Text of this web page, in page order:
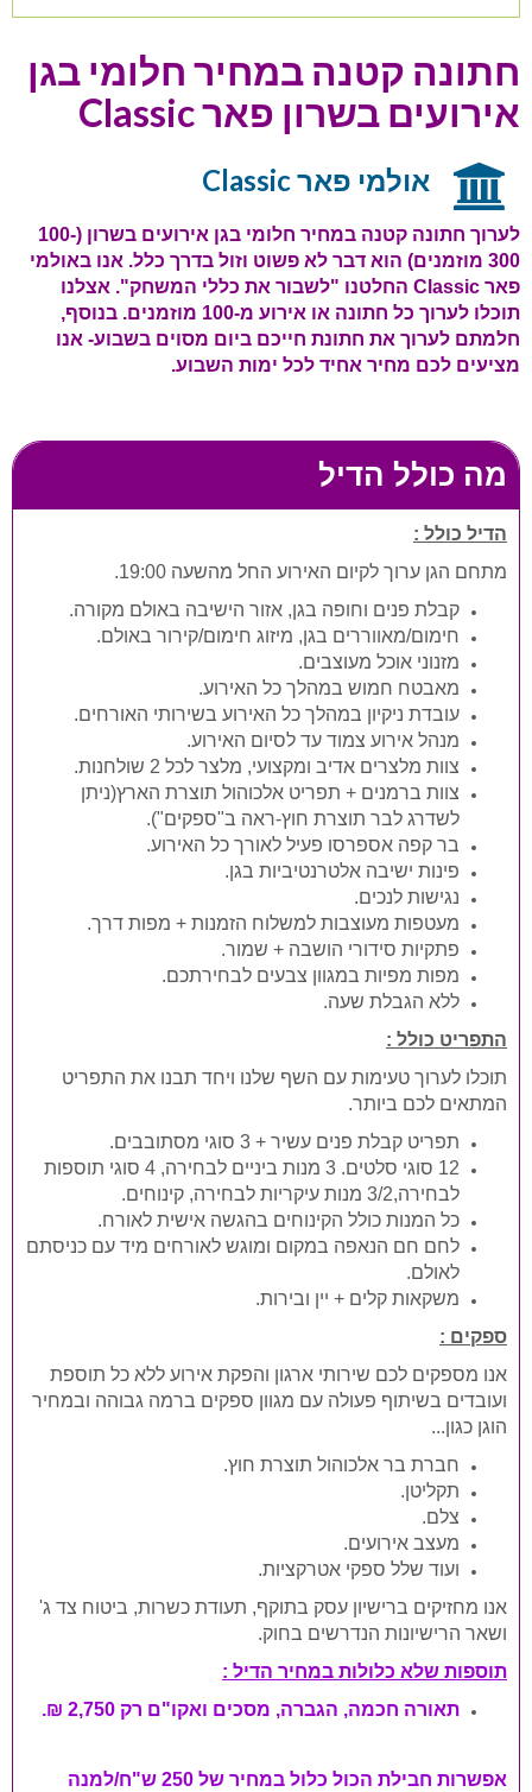
חתונה קטנה במחיר חלומי בגן
אירועים בשרון פאר Classic
אולמי פאר Classic
לערוך חתונה קטנה במחיר חלומי בגן אירועים בשרון (100-
300 מוזמנים) הוא דבר לא פשוט וזול בדרך כלל. אנו באולמי
פאר Classic החלטנו "לשבור את כללי המשחק". אצלנו
תוכלו לערוך כל חתונה או אירוע מ-100 מוזמנים. בנוסף,
חלמתם לערוך את חתונת חייכם ביום מסוים בשבוע- אנו
מציעים לכם מחיר אחיד לכל ימות השבוע.
מה כולל הדיל
הדיל כולל :
מתחם הגן ערוך לקיום האירוע החל מהשעה 19:00.
קבלת פנים וחופה בגן, אזור הישיבה באולם מקורה.
חימום/מאווררים בגן, מיזוג חימום/קירור באולם.
מזנוני אוכל מעוצבים.
מאבטח חמוש במהלך כל האירוע.
עובדת ניקיון במהלך כל האירוע בשירותי האורחים.
מנהל אירוע צמוד עד לסיום האירוע.
צוות מלצרים אדיב ומקצועי, מלצר לכל 2 שולחנות.
צוות ברמנים + תפריט אלכוהול תוצרת הארץ(ניתן
לשדרג לבר תוצרת חוץ-ראה ב"ספקים").
בר קפה אספרסו פעיל לאורך כל האירוע.
פינות ישיבה אלטרנטיביות בגן.
נגישות לנכים.
מעטפות מעוצבות למשלוח הזמנות + מפות דרך.
פתקיות סידורי הושבה + שמור.
מפות מפיות במגוון צבעים לבחירתכם.
ללא הגבלת שעה.
התפריט כולל :
תוכלו לערוך טעימות עם השף שלנו ויחד תבנו את התפריט
המתאים לכם ביותר.
תפריט קבלת פנים עשיר + 3 סוגי מסתובבים.
12 סוגי סלטים. 3 מנות ביניים לבחירה, 4 סוגי תוספות
לבחירה,2 /3 מנות עיקריות לבחירה, קינוחים.
כל המנות כולל הקינוחים בהגשה אישית לאורח.
לחם חם הנאפה במקום ומוגש לאורחים מיד עם כניסתם
לאולם.
משקאות קלים + יין ובירות.
ספקים :
אנו מספקים לכם שירותי ארגון והפקת אירוע ללא כל תוספת
ועובדים בשיתוף פעולה עם מגוון ספקים ברמה גבוהה ובמחיר
הוגן כגון...
חברת בר אלכוהול תוצרת חוץ.
תקליטן.
צלם.
מעצב אירועים.
ועוד שלל ספקי אטרקציות.
אנו מחזיקים ברישיון עסק בתוקף, תעודת כשרות, ביטוח צד ג'
ושאר הרישיונות הנדרשים בחוק.
תוספות שלא כלולות במחיר הדיל :
תאורה חכמה, הגברה, מסכים ואקו"ם רק 2,750 ₪.
אפשרות חבילת הכול כלול במחיר של 250 ש"ח/למנה